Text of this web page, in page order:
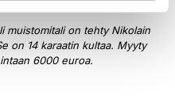
muistomitali on tehty Nikolain
on 14 karaatin kultaa. Myyty
6000 euroa.